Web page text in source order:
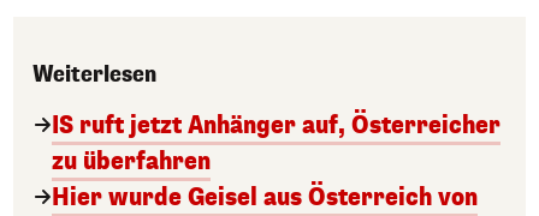
Weiterlesen
IS ruft jetzt Anhänger auf, Österreicher
zu überfahren
Hier wurde Geisel aus Österreich von